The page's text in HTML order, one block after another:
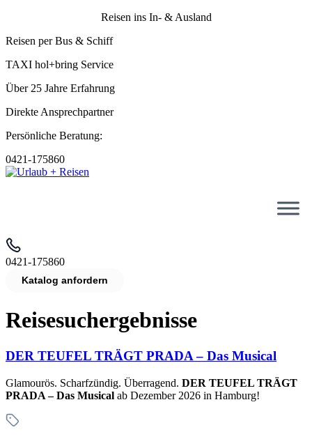
Reisen ins In- & Ausland
Reisen per Bus & Schiff
TAXI hol+bring Service
Über 25 Jahre Erfahrung
Direkte Ansprechpartner
Persönliche Beratung:
0421-175860
0421-175860
Katalog anfordern
Reisesuchergebnisse
DER TEUFEL TRÄGT PRADA – Das Musical
Glamourös. Scharfzündig. Überragend. DER TEUFEL TRÄGT
PRADA – Das Musical ab Dezember 2026 in Hamburg!